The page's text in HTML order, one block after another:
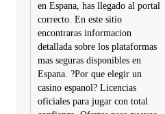
en Espana, has llegado al portal
correcto. En este sitio
encontraras informacion
detallada sobre los plataformas
mas seguras disponibles en
Espana. ?Por que elegir un
casino espanol? Licencias
oficiales para jugar con total